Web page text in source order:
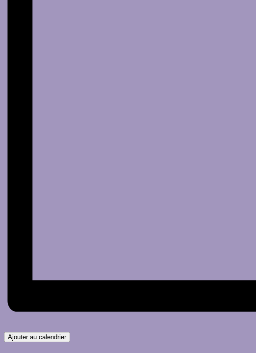
Ajouter au calendrier